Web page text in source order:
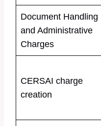
Document Handling
and Administrative
Charges
CERSAI charge
creation